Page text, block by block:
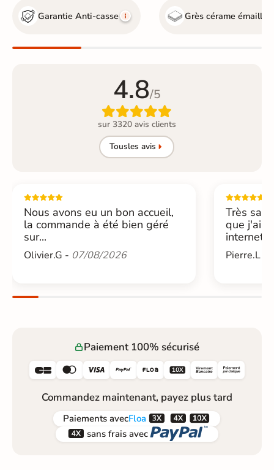
Garantie Anti-casse Grès cérame émaillé
4.8/5

sur 3320 avis clients
Tousles avis
Nous avons eu un bon accueil,
la commande à été bien géré
sur...
Olivier.G - 07/08/2026
Très
que j'ai
internet....
Pierre.L -
Paiement 100% sécurisé
     
Commandez maintenant, payez plus tard
Paiements avecFloa  
 sans frais avec 